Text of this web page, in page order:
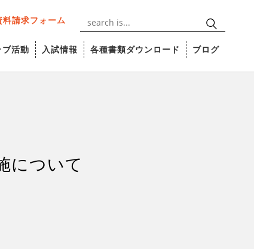
料請求フォーム
活動 入試情報 各種書類ダウンロード ブログ
について